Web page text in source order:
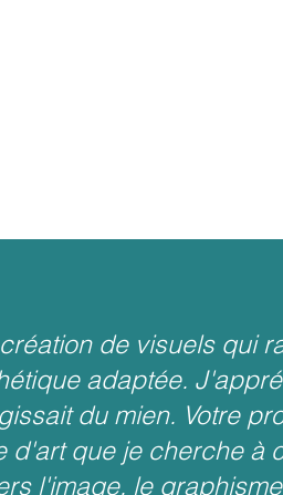
de visuels qui
adaptée.
du mien. Votre
d'art que je cherche à
l'image, le